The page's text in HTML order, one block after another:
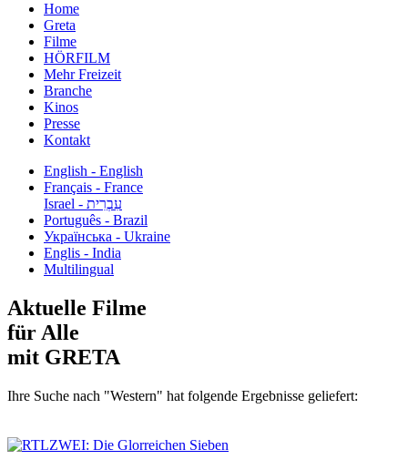
Home
Greta
Filme
HÖRFILM
Mehr Freizeit
Branche
Kinos
Presse
Kontakt
English - English
Français - France
עִבְרִית - Israel
Português - Brazil
Українська - Ukraine
Englis - India
Multilingual
Aktuelle Filme
für Alle
mit GRETA
Ihre Suche nach "Western" hat folgende Ergebnisse geliefert: